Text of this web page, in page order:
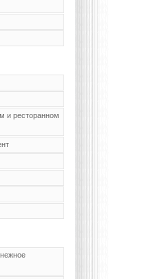
и ресторанном